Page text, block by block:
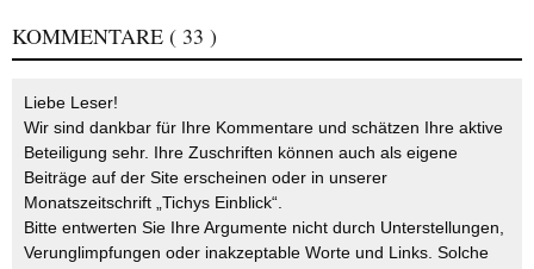
KOMMENTARE ( 33 )
Liebe Leser!
Wir sind dankbar für Ihre Kommentare und schätzen Ihre aktive
Beteiligung sehr. Ihre Zuschriften können auch als eigene
Beiträge auf der Site erscheinen oder in unserer
Monatszeitschrift „Tichys Einblick“.
Bitte entwerten Sie Ihre Argumente nicht durch Unterstellungen,
Verunglimpfungen oder inakzeptable Worte und Links. Solche